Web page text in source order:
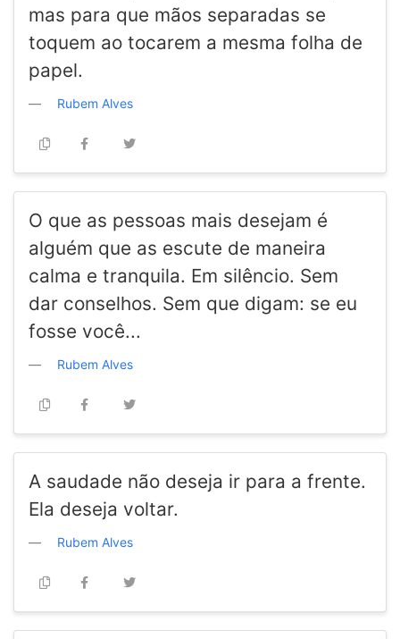
mas para que mãos separadas se
toquem ao tocarem a mesma folha de
papel.
Rubem Alves
O que as pessoas mais desejam é
alguém que as escute de maneira
calma e tranquila. Em silêncio. Sem
dar conselhos. Sem que digam: se eu
fosse você...
Rubem Alves
A saudade não deseja ir para a frente.
Ela deseja voltar.
Rubem Alves